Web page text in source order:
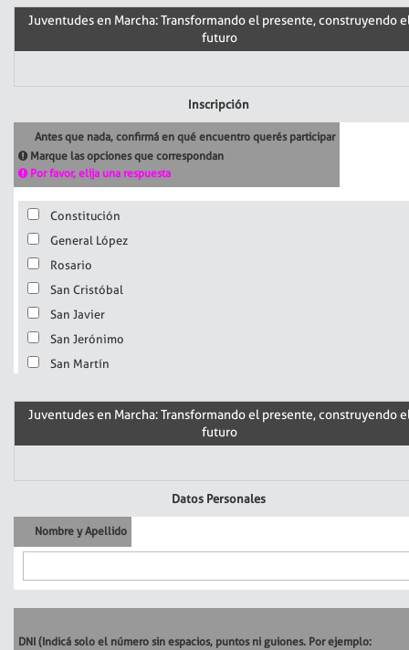
Juventudes en Marcha: Transformando el presente, construyendo
futuro
Inscripción
Antes que nada, confirmá en qué encuentro querés participar
Marque las opciones que correspondan
Por favor, elija una respuesta
Constitución
General López
Rosario
San Cristóbal
San Javier
San Jerónimo
San Martín
Juventudes en Marcha: Transformando el presente, construyendo
futuro
Datos Personales
Nombre y Apellido
DNI (Indicá solo el número sin espacios, puntos ni guiones. Por ejemplo: